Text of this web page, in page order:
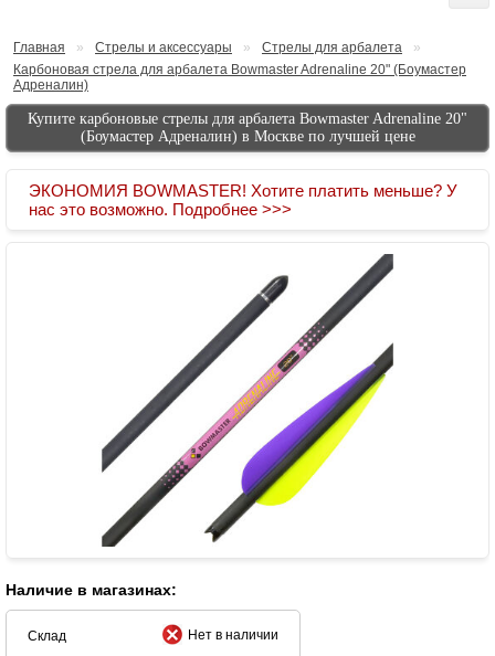
Главная » Стрелы и аксессуары » Стрелы для арбалета
»
Карбоновая стрела для арбалета Bowmaster Adrenaline 20" (Боумастер
Адреналин)
Купите карбоновые стрелы для арбалета Bowmaster Adrenaline 20"
(Боумастер Адреналин) в Москве по лучшей цене
ЭКОНОМИЯ BOWMASTER! Хотите платить меньше? У
нас это возможно. Подробнее >>>
Наличие в магазинах:
Склад Нет в наличии